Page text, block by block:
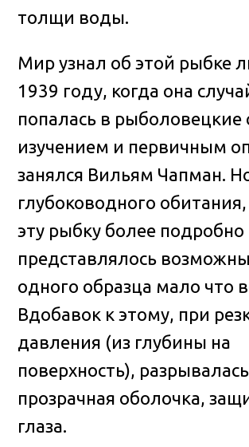
толщи воды.
Мир узнал об этой рыбке
1939 году, когда она
попалась в рыболовецкие
изучением и первичным
занялся Вильям Чапман.
глубоководного
эту рыбку более подробно
представлялось
одного образца мало что
Вдобавок к этому, при
давления (из глубины на
поверхность),
прозрачная оболочка,
глаза.